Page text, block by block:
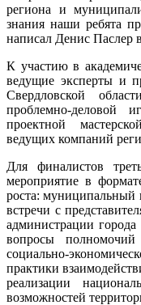
региона и
знания наши ребята
написал Денис Паслер
К участию в
ведущие эксперты и
Свердловской
проблемно-деловой
проектной
ведущих компаний
Для финалистов
мероприятие в
роста: муниципальный
встречи с
администрации
вопросы полномочий
социально-
практики
реализации
возможностей